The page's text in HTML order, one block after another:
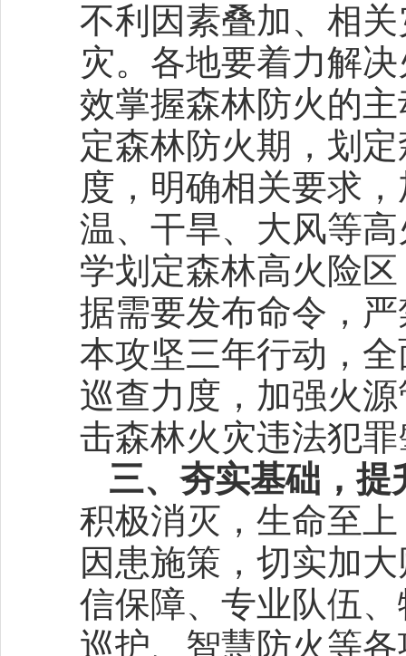
不利因素叠加、相
灾。各地要着力解
效掌握森林防火的
定森林防火期，划
度，明确相关要求
温、干旱、大风等
学划定森林高火险
据需要发布命令，
本攻坚三年行动，
巡查力度，加强火
击森林火灾违法犯
三、夯实基础，提
积极消灭，生命至
因患施策，切实加
信保障、专业队伍
巡护、智慧防火等